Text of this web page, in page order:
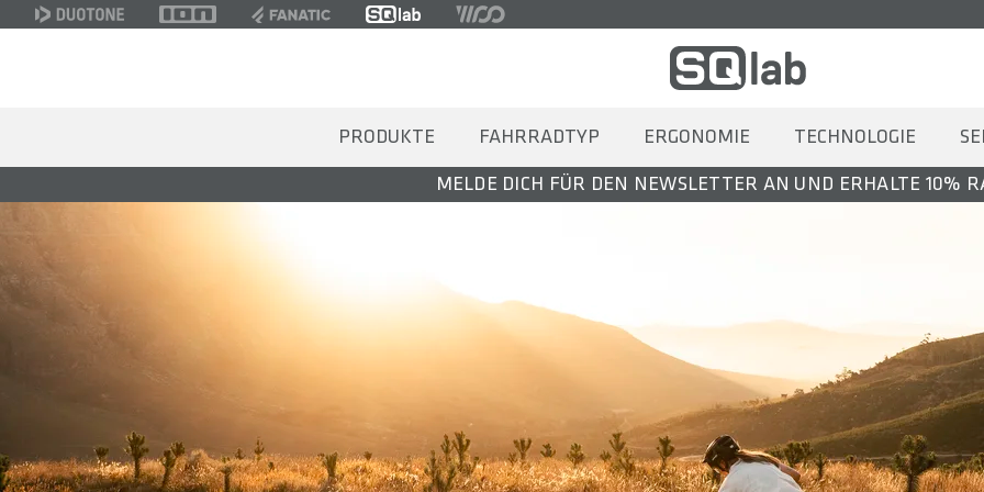
PRODUKTE FAHRRADTYP ERGONOMIE TECHNOLOGIE
MELDE DICH FÜR DEN NEWSLETTER AN UND ERHALTE 10%